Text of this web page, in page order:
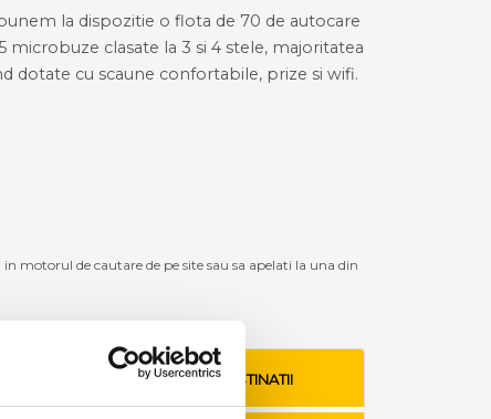
la dispozitie o flota de 70 de autocare
microbuze clasate la 3 si 4 stele, majoritatea
dotate cu scaune confortabile, prize si wifi.
motorul de cautare de pe site sau sa apelati la una din
VEZI TARIFE SI DESTINATII